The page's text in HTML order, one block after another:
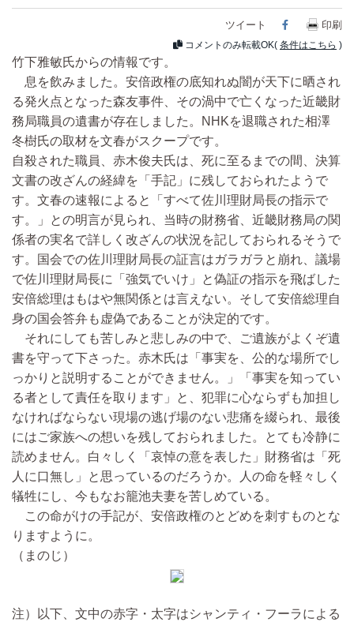
ツイート Facebook
印刷
コメントのみ転載OK( 条件はこちら )
竹下雅敏氏からの情報です。
息を飲みました。安倍政権の底知れぬ闇が天下に晒され
る発火点となった森友事件、その渦中で亡くなった近畿財
務局職員の遺書が存在しました。NHKを退職された相澤
冬樹氏の取材を文春がスクープです。
自殺された職員、赤木俊夫氏は、死に至るまでの間、決算
文書の改ざんの経緯を「手記」に残しておられたようで
す。文春の速報によると「すべて佐川理財局長の指示で
す。」との明言が見られ、当時の財務省、近畿財務局の関
係者の実名で詳しく改ざんの状況を記しておられるそうで
す。国会での佐川理財局長の証言はガラガラと崩れ、議場
で佐川理財局長に「強気でいけ」と偽証の指示を飛ばした
安倍総理はもはや無関係とは言えない。そして安倍総理自
身の国会答弁も虚偽であることが決定的です。
それにしても苦しみと悲しみの中で、ご遺族がよくぞ遺
書を守って下さった。赤木氏は「事実を、公的な場所でし
っかりと説明することができません。」「事実を知ってい
る者として責任を取ります」と、犯罪に心ならずも加担し
なければならない現場の逃げ場のない悲痛を綴られ、最後
にはご家族への想いを残しておられました。とても冷静に
読めません。白々しく「哀悼の意を表した」財務省は「死
人に口無し」と思っているのだろうか。人の命を軽々しく
犠牲にし、今もなお籠池夫妻を苦しめている。
この命がけの手記が、安倍政権のとどめを刺すものとな
りますように。
（まのじ）
注）以下、文中の赤字・太字はシャンティ・フーラによる